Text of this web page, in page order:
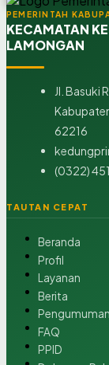
PEMERINTAH
KECAMATAN
LAMONGAN
Jl. Basuki
62216
(0322)
TAUTAN CEPAT
Beranda
Profil
Layanan
Berita
Pengumuman
FAQ
PPID